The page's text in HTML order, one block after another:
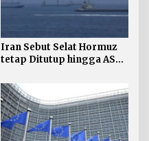
Iran Sebut Selat Hormuz
tetap Ditutup hingga AS